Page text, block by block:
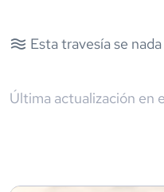
Esta travesía se
Última actualización en